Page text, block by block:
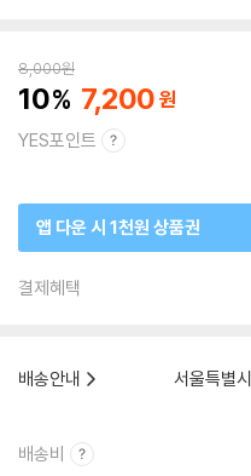
8,000원
10 7,200
YES포인트
앱 다운 시 1천원 상품권
결제혜택
배송안내
서울특별
배송비